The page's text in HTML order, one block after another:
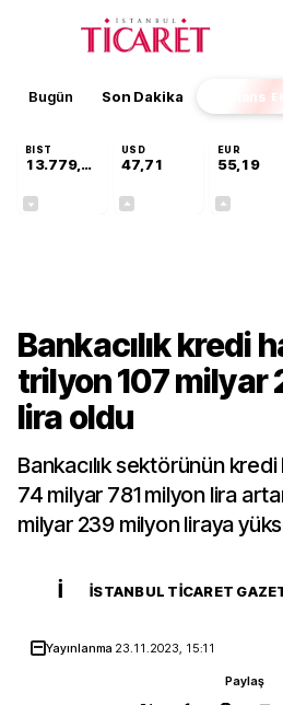
Bugün Son Dakika Finans
BIST
13.779,39
USD
47,71
EUR
55,19
Bankacılık kredi
trilyon 107 milyar
lira oldu
Bankacılık sektörünün
74 milyar 781 milyon lira
milyar 239 milyon liraya
İ İSTANBUL TICARET
Yayınlanma 23.11.2023, 15:11
Paylaş